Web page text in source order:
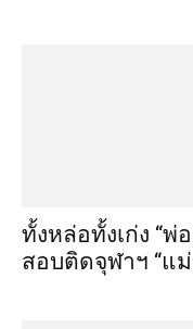
ทั้งหล่อทั้งเก่ง “พ่
สอบติดจุฬาฯ “แ